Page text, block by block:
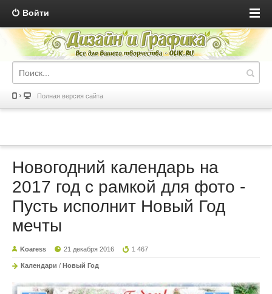
Войти
Полная версия сайта
Новогодний календарь на
2017 год с рамкой для фото -
Пусть исполнит Новый Год
мечты
Koaress 21 декабря 2016 1 467
Календари / Новый Год